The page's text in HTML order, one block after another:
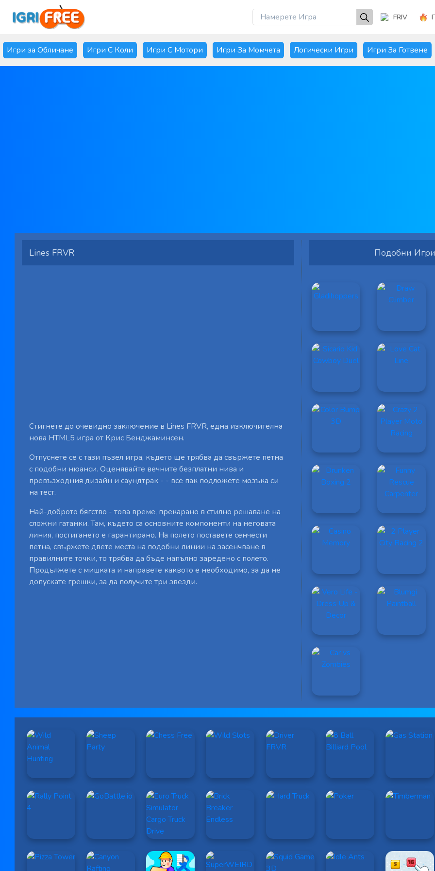
FRIV
Игри за Обличане Игри С Коли Игри С Мотори Игри За Момчета Логически Игри Игри За Готвене
Lines FRVR
Стигнете до очевидно заключение в Lines FRVR, една изключителна
нова HTML5 игра от Крис Бенджаминсен.
Отпуснете се с тази пъзел игра, където ще трябва да свържете петна
с подобни нюанси. Оценявайте вечните безплатни нива и
превъзходния дизайн и саундтрак - - все пак подложете мозъка си
на тест.
Най-доброто бягство - това време, прекарано в стилно решаване на
сложни гатанки. Там, където са основните компоненти на неговата
линия, постигането е гарантирано. На полето поставете сенчести
петна, свържете двете места на подобни линии на засенчване в
правилните точки, то трябва да бъде напълно заредено с полето.
Продължете с мишката и направете каквото е необходимо, за да не
допускате грешки, за да получите три звезди.
Подобни Игри